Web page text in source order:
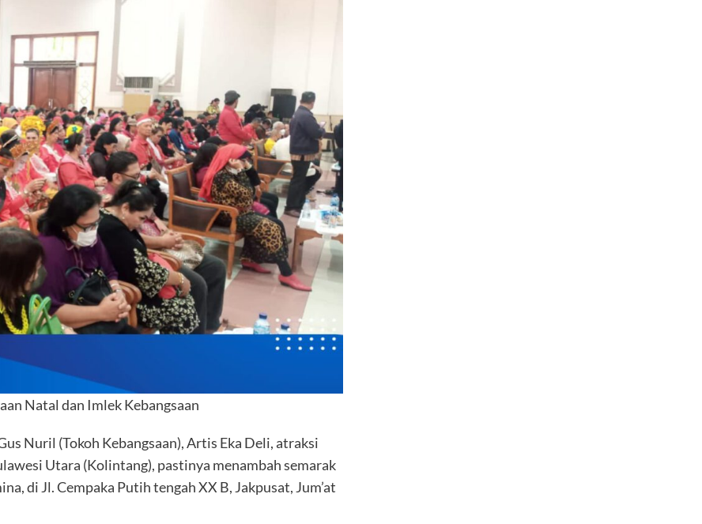
Natal dan Imlek Kebangsaan
Nuril (Tokoh Kebangsaan), Artis Eka Deli, atraksi
Utara (Kolintang), pastinya menambah semarak
di Jl. Cempaka Putih tengah XX B, Jakpusat, Jum’at